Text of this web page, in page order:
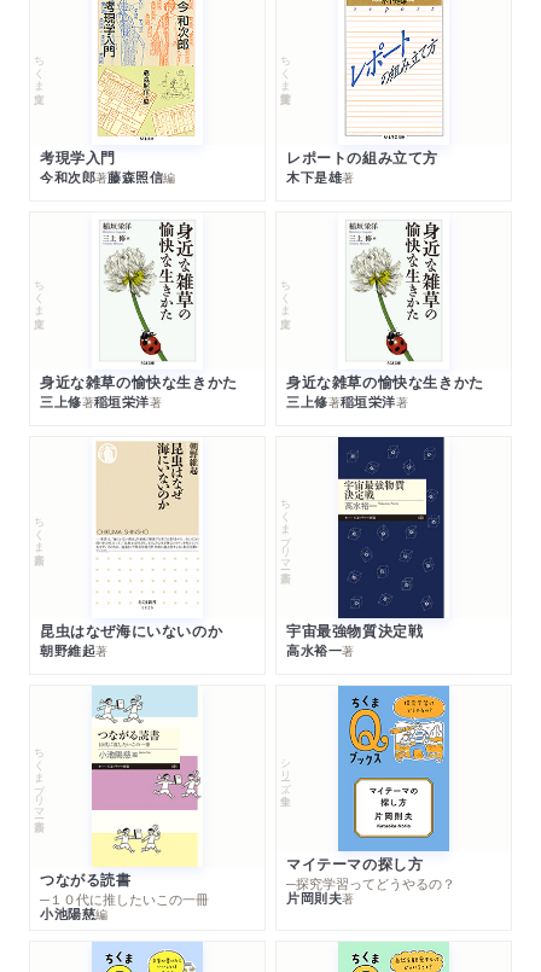
ちくま文庫
考現学入門
今和次郎著藤森照信編
ちくま学芸文庫
レポートの組み立て方
木下是雄著
ちくま文庫
身近な雑草の愉快な生きかた
三上修著稲垣栄洋著
ちくま文庫
身近な雑草の愉快な生きかた
三上修著稲垣栄洋著
ちくま新書
昆虫はなぜ海にいないのか
朝野維起著
ちくまプリマー新書
宇宙最強物質決定戦
高水裕一著
ちくまプリマー新書
つながる読書
─１０代に推したいこの一冊
小池陽慈編
シリーズ・全集
マイテーマの探し方
─探究学習ってどうやるの？
片岡則夫著